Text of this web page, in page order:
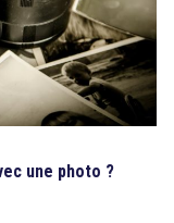
une photo ?